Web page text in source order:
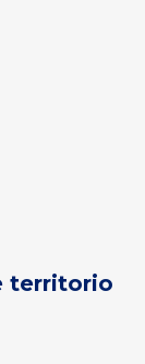
territorio